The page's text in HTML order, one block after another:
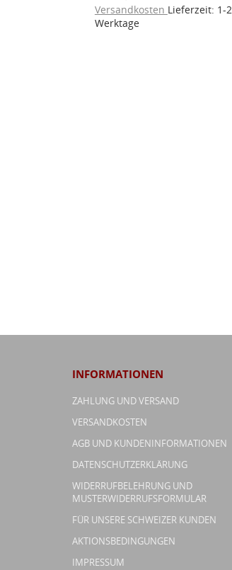
Versandkosten Lieferzeit: 1-2
Werktage
INFORMATIONEN
ZAHLUNG UND VERSAND
VERSANDKOSTEN
AGB UND KUNDENINFORMATIONEN
DATENSCHUTZERKLÄRUNG
WIDERRUFBELEHRUNG UND
MUSTERWIDERRUFSFORMULAR
FÜR UNSERE SCHWEIZER KUNDEN
AKTIONSBEDINGUNGEN
IMPRESSUM